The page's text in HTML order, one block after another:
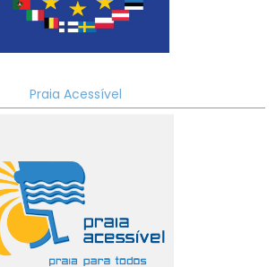
Praia Acessível